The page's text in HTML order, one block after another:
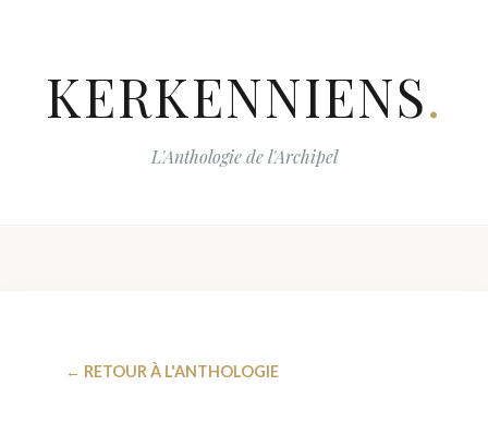
KERKENNIENS.
L'Anthologie de l'Archipel
← RETOUR À L'ANTHOLOGIE